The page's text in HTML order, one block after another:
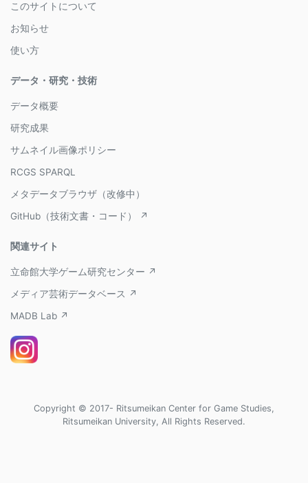
このサイトについて
お知らせ
使い方
データ・研究・技術
データ概要
研究成果
サムネイル画像ポリシー
RCGS SPARQL
メタデータブラウザ（改修中）
GitHub（技術文書・コード） ↗
関連サイト
立命館大学ゲーム研究センター ↗
メディア芸術データベース ↗
MADB Lab ↗
Copyright © 2017- Ritsumeikan Center for Game Studies,
Ritsumeikan University, All Rights Reserved.